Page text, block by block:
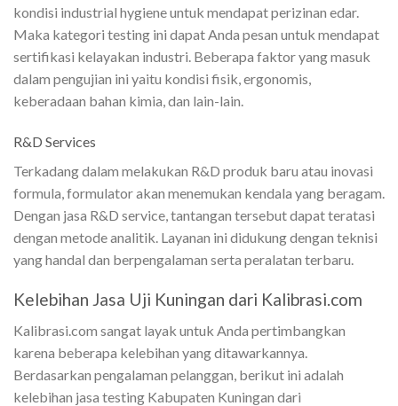
kondisi industrial hygiene untuk mendapat perizinan edar.
Maka kategori testing ini dapat Anda pesan untuk mendapat
sertifikasi kelayakan industri. Beberapa faktor yang masuk
dalam pengujian ini yaitu kondisi fisik, ergonomis,
keberadaan bahan kimia, dan lain-lain.
R&D Services
Terkadang dalam melakukan R&D produk baru atau inovasi
formula, formulator akan menemukan kendala yang beragam.
Dengan jasa R&D service, tantangan tersebut dapat teratasi
dengan metode analitik. Layanan ini didukung dengan teknisi
yang handal dan berpengalaman serta peralatan terbaru.
Kelebihan Jasa Uji Kuningan dari Kalibrasi.com
Kalibrasi.com sangat layak untuk Anda pertimbangkan
karena beberapa kelebihan yang ditawarkannya.
Berdasarkan pengalaman pelanggan, berikut ini adalah
kelebihan jasa testing Kabupaten Kuningan dari